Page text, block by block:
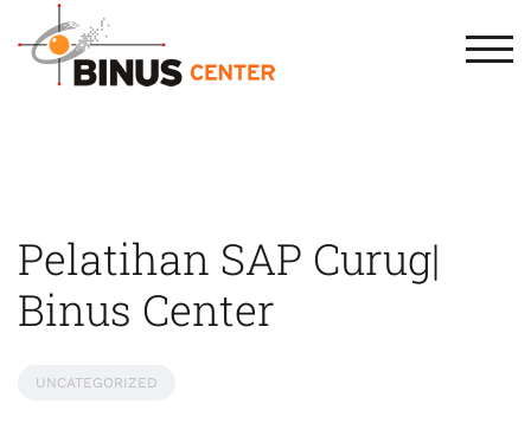
Pelatihan SAP Curug|
Binus Center
UNCATEGORIZED